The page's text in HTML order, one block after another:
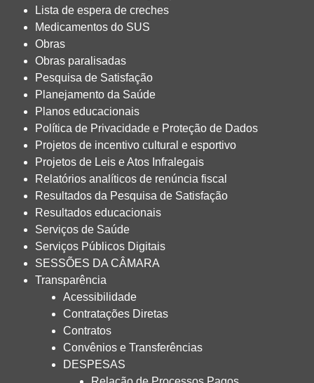
Lista de espera de creches
Medicamentos do SUS
Obras
Obras paralisadas
Pesquisa de Satisfação
Planejamento da Saúde
Planos educacionais
Política de Privacidade e Proteção de Dados
Projetos de incentivo cultural e esportivo
Projetos de Leis e Atos Infralegais
Relatórios analíticos de renúncia fiscal
Resultados da Pesquisa de Satisfação
Resultados educacionais
Serviços de Saúde
Serviços Públicos Digitais
SESSÕES DA CÂMARA
Transparência
Acessibilidade
Contratações Diretas
Contratos
Convênios e Transferências
DESPESAS